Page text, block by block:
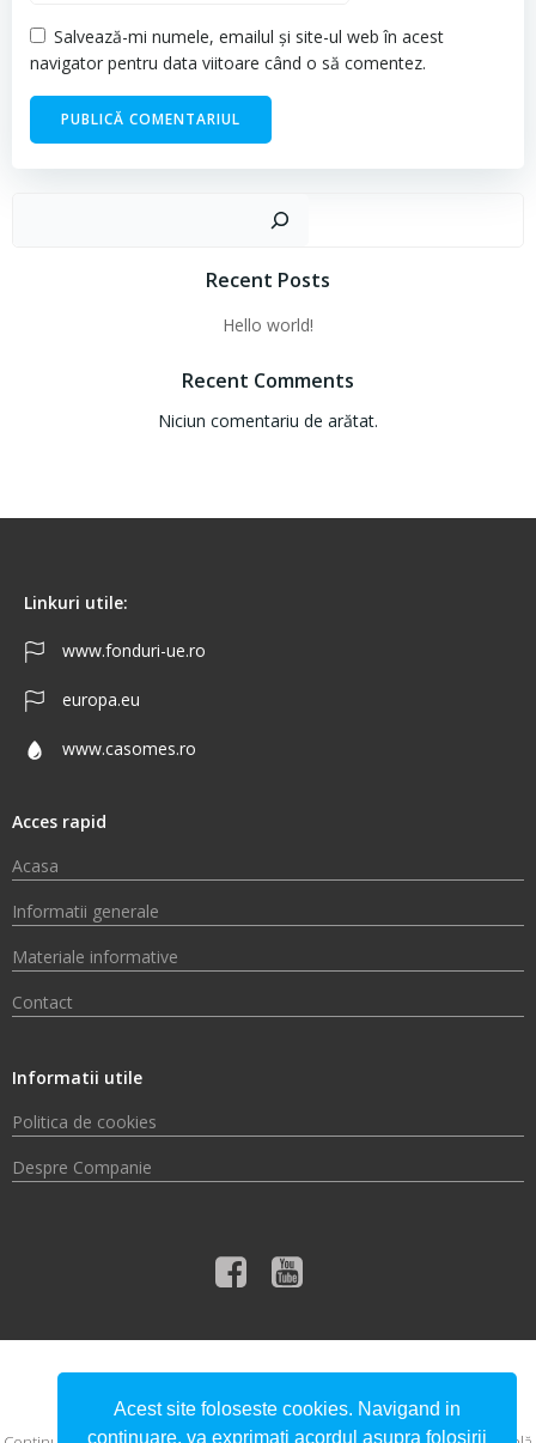
Salvează-mi numele, emailul și site-ul web în acest
navigator pentru data viitoare când o să comentez.
Recent Posts
Hello world!
Recent Comments
Niciun comentariu de arătat.
Linkuri utile:
www.fonduri-ue.ro
europa.eu
www.casomes.ro
Acces rapid
Acasa
Informatii generale
Materiale informative
Contact
Informatii utile
Politica de cookies
Despre Companie
© 2026 Compania de Apă Someș S.A.
Acest site foloseste cookies. Navigand in
continuare, va exprimati acordul asupra folosirii